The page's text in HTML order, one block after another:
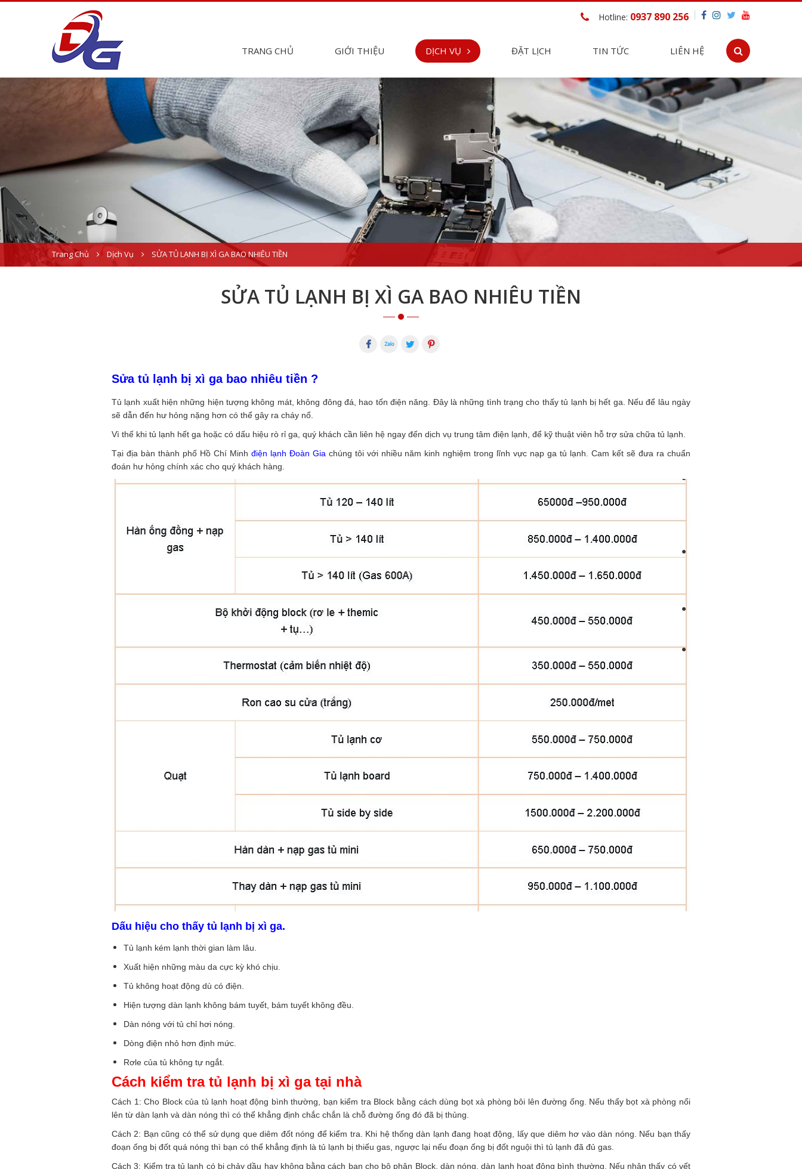
Hotline: 0937 890 256
TRANG CHỦ GIỚI THIỆU DỊCH VỤ ĐẶT LỊCH TIN TỨC LIÊN HỆ
Trang Chủ Dịch Vụ SỬA TỦ LẠNH BỊ XÌ GA BAO NHIÊU TIỀN
SỬA TỦ LẠNH BỊ XÌ GA BAO NHIÊU TIỀN
Sửa tủ lạnh bị xì ga bao nhiêu tiền ?
Tủ lạnh xuất hiện những hiện tượng không mát, không đông đá, hao tốn điện năng. Đây là những tình trạng cho thấy tủ lạnh bị hết ga. Nếu để lâu ngày
sẽ dẫn đến hư hỏng nặng hơn có thể gây ra cháy nổ.
Vì thế khi tủ lạnh hết ga hoặc có dấu hiệu rò rỉ ga, quý khách cần liên hệ ngay đến dịch vụ trung tâm điện lạnh, để kỹ thuật viên hỗ trợ sửa chữa tủ lạnh.
Tại địa bàn thành phố Hồ Chí Minh điện lạnh Đoàn Gia chúng tôi với nhiều năm kinh nghiệm trong lĩnh vực nạp ga tủ lạnh. Cam kết sẽ đưa ra chuẩn
đoán hư hỏng chính xác cho quý khách hàng.
Dấu hiệu cho thấy tủ lạnh bị xì ga.
Tủ lạnh kém lạnh thời gian làm lâu.
Xuất hiện những màu da cực kỳ khó chịu.
Tủ không hoạt động dù có điện.
Hiện tượng dàn lạnh không bám tuyết, bám tuyết không đều.
Dàn nóng với tủ chỉ hơi nóng.
Dòng điện nhỏ hơn định mức.
Rơle của tủ không tự ngắt.
Cách kiểm tra tủ lạnh bị xì ga tại nhà
Cách 1: Cho Block của tủ lạnh hoạt động bình thường, bạn kiểm tra Block bằng cách dùng bọt xà phòng bôi lên đường ống. Nếu thấy bọt xà phòng nổi
lên từ dàn lạnh và dàn nóng thì có thể khẳng định chắc chắn là chỗ đường ống đó đã bị thủng.
Cách 2: Bạn cũng có thể sử dụng que diêm đốt nóng để kiểm tra. Khi hệ thống dàn lạnh đang hoạt động, lấy que diêm hơ vào dàn nóng. Nếu bạn thấy
đoạn ống bị đốt quá nóng thì bạn có thể khẳng định là tủ lạnh bị thiếu gas, ngược lại nếu đoạn ống bị đốt nguội thì tủ lạnh đã đủ gas.
Cách 3: Kiểm tra tủ lạnh có bị chảy dầu hay không bằng cách bạn cho bộ phận Block, dàn nóng, dàn lạnh hoạt động bình thường. Nếu nhận thấy có vết